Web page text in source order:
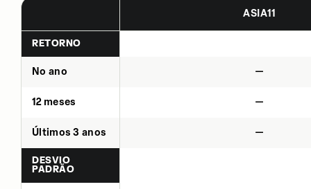
ASIA11
RETORNO
No ano —
12 meses —
Últimos 3 anos —
DESVIO
PADRÃO